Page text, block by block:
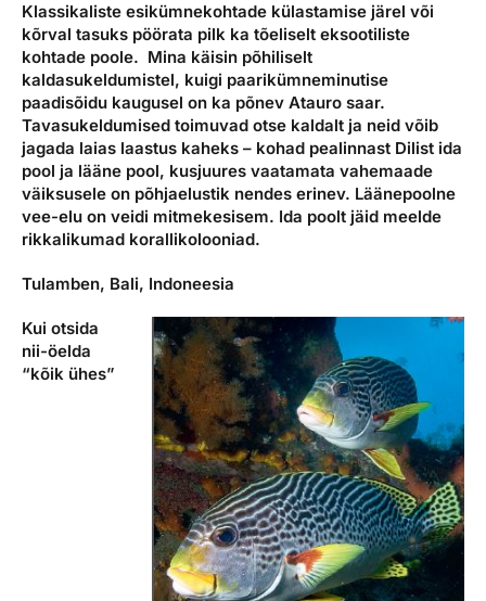
Klassikaliste esikümnekohtade külastamise järel või
kõrval tasuks pöörata pilk ka tõeliselt eksootiliste
kohtade poole. Mina käisin põhiliselt
kaldasukeldumistel, kuigi paarikümneminutise
paadisõidu kaugusel on ka põnev Atauro saar.
Tavasukeldumised toimuvad otse kaldalt ja neid võib
jagada laias laastus kaheks – kohad pealinnast Dilist ida
pool ja lääne pool, kusjuures vaatamata vahemaade
väiksusele on põhjaelustik nendes erinev. Läänepoolne
vee-elu on veidi mitmekesisem. Ida poolt jäid meelde
rikkalikumad korallikolooniad.
Tulamben, Bali, Indoneesia
Kui otsida
nii-öelda
“kõik ühes”